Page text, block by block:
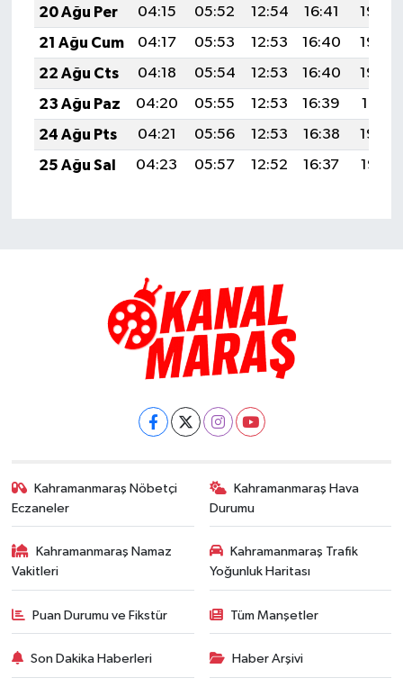
20 Ağu Per 04:15 05:52 12:54 16:41
19:46
21 Ağu Cum
04:17 05:53 12:53 16:40
19:44
22 Ağu Cts
04:18 05:54 12:53 16:40
19:43
23 Ağu Paz
04:20 05:55 12:53 16:39
19:41
24 Ağu Pts
04:21 05:56 12:53 16:38
19:40
25 Ağu Sal
04:23 05:57 12:52 16:37 19:38
Kahramanmaraş Nöbetçi
Eczaneler
Kahramanmaraş Hava
Durumu
Kahramanmaraş Namaz
Vakitleri
Kahramanmaraş Trafik
Yoğunluk Haritası
Puan Durumu ve Fikstür Tüm Manşetler
Son Dakika Haberleri Haber Arşivi